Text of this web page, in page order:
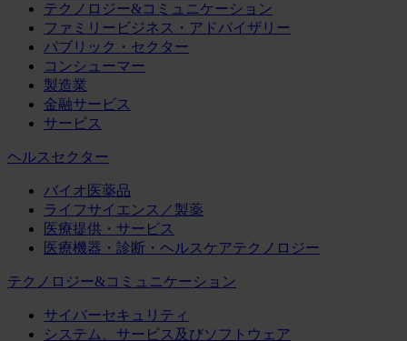
テクノロジー&コミュニケーション
ファミリービジネス・アドバイザリー
パブリック・セクター
コンシューマー
製造業
金融サービス
サービス
ヘルスセクター
バイオ医薬品
ライフサイエンス／製薬
医療提供・サービス
医療機器・診断・ヘルスケアテクノロジー
テクノロジー&コミュニケーション
サイバーセキュリティ
システム、サービス及びソフトウェア